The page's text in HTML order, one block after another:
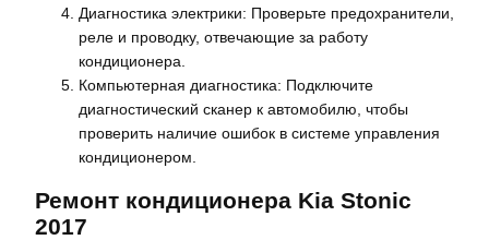
Диагностика электрики: Проверьте предохранители,
реле и проводку, отвечающие за работу
кондиционера.
Компьютерная диагностика: Подключите
диагностический сканер к автомобилю, чтобы
проверить наличие ошибок в системе управления
кондиционером.
Ремонт кондиционера Kia Stonic
2017